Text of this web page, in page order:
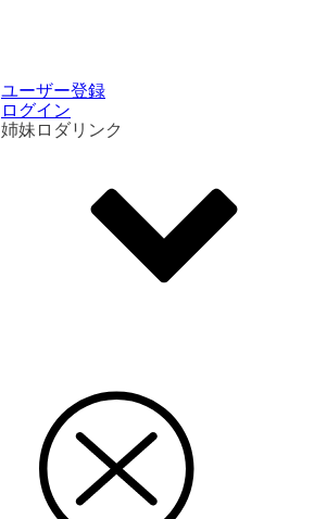
ユーザー登録
ログイン
姉妹ロダリンク